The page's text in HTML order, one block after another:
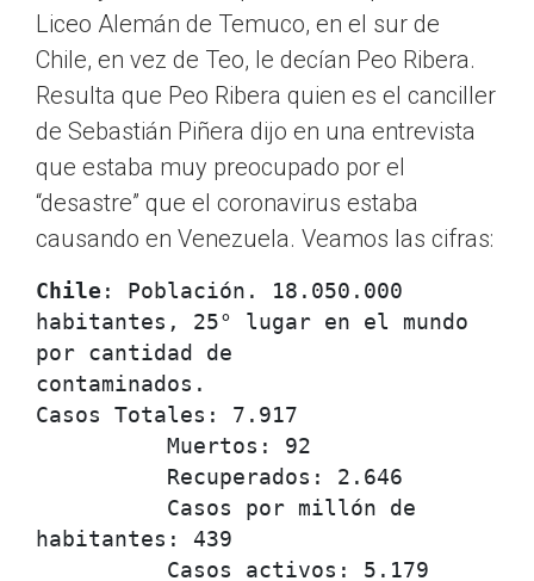
Liceo Alemán de Temuco, en el sur de
Chile, en vez de Teo, le decían Peo Ribera.
Resulta que Peo Ribera quien es el canciller
de Sebastián Piñera dijo en una entrevista
que estaba muy preocupado por el
“desastre” que el coronavirus estaba
causando en Venezuela. Veamos las cifras:
Chile : Población. 18.050.000
habitantes, 25° lugar en el mundo
por cantidad de
contaminados.
Casos Totales: 7.917
Muertos: 92
Recuperados: 2.646
Casos por millón de
habitantes: 439
Casos activos: 5.179